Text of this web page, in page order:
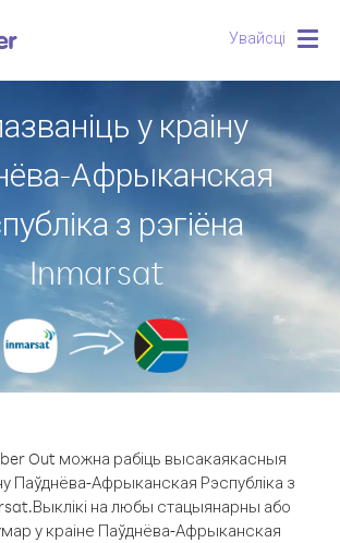
Увайсці
у краіну
Афрыканская
з рэгіёна
Inmarsat
Out можна рабіць высакаякасныя
Паўднёва-Афрыканская Рэспубліка з
Выклікі на любы стацыянарны або
у краіне Паўднёва-Афрыканская